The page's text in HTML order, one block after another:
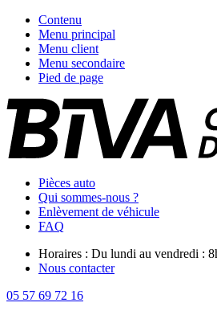
Contenu
Menu principal
Menu client
Menu secondaire
Pied de page
Pièces auto
Qui sommes-nous ?
Enlèvement de véhicule
FAQ
Horaires : Du lundi au vendredi :
Nous contacter
05 57 69 72 16